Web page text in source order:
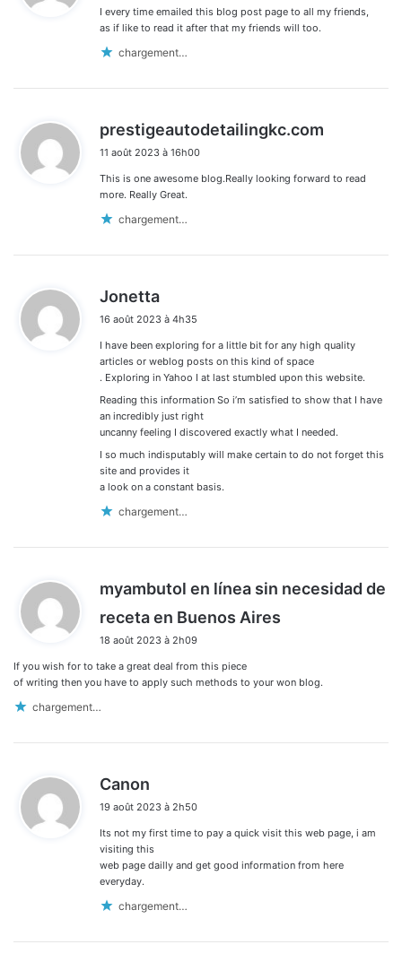
:
I every time emailed this blog post page to all my friends,
as if like to read it after that my friends will too.
chargement…
prestigeautodetailingkc.com
11 août 2023 à 16h00
This is one awesome blog.Really looking forward to read
more. Really Great.
chargement…
Jonetta
t
:
16 août 2023 à 4h35
I have been exploring for a little bit for any high quality
articles or weblog posts on this kind of space
. Exploring in Yahoo I at last stumbled upon this website.
Reading this information So i’m satisfied to show that I have
an incredibly just right
uncanny feeling I discovered exactly what I needed.
I so much indisputably will make certain to do not forget this
site and provides it
a look on a constant basis.
chargement…
myambutol en línea sin necesidad de
receta en Buenos Aires
:
18 août 2023 à 2h09
If you wish for to take a great deal from this piece
of writing then you have to apply such methods to your won blog.
chargement…
Canon
t
:
19 août 2023 à 2h50
Its not my first time to pay a quick visit this web page, i am
visiting this
web page dailly and get good information from here
everyday.
chargement…